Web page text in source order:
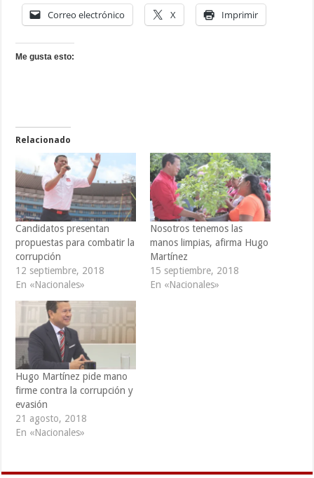
Correo electrónico X Imprimir
Me gusta esto:
Relacionado
Candidatos presentan
propuestas para combatir la
corrupción
12 septiembre, 2018
En «Nacionales»
Nosotros tenemos las
manos limpias, afirma Hugo
Martínez
15 septiembre, 2018
En «Nacionales»
Hugo Martínez pide mano
firme contra la corrupción y
evasión
21 agosto, 2018
En «Nacionales»